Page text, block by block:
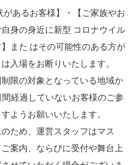
があるお客様】・【ご家族やお
身の身近に新型 コロナウイル
また はその可能性のある方が
入場をお断りいたします。
限の対象となっている地域か
経過していないお客様のご参
ようお願いいたします。
ため、運営スタッフはマス
案内、ならびに受付や舞台上